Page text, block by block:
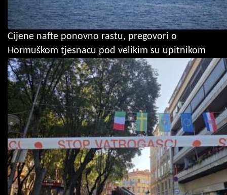
Cijene nafte ponovno rastu, pregovori o
Hormuškom tjesnacu pod velikim su upitnikom